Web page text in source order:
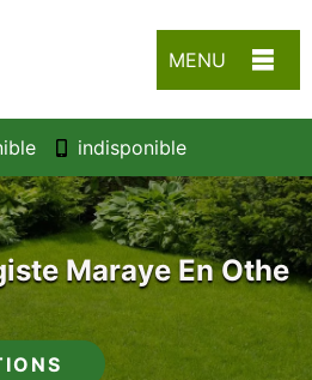
MENU
indisponible
Maraye En Othe